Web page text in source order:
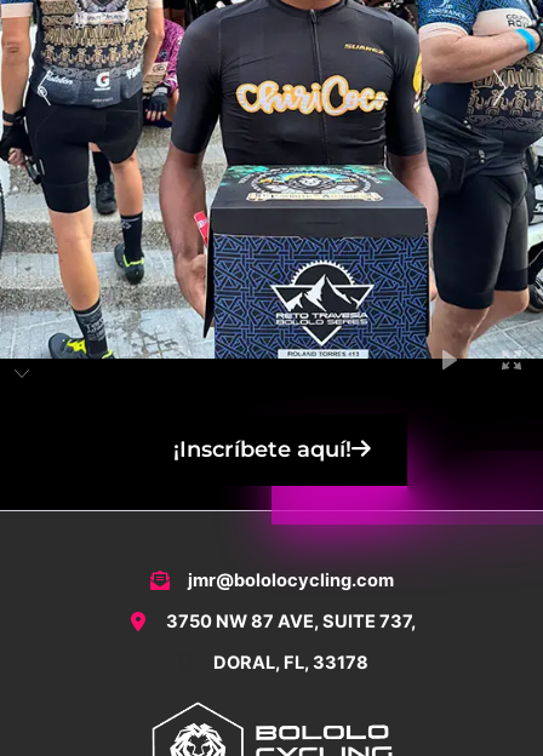
¡Inscríbete aquí!
jmr@bololocycling.com
3750 NW 87 AVE, SUITE 737,
DORAL, FL, 33178